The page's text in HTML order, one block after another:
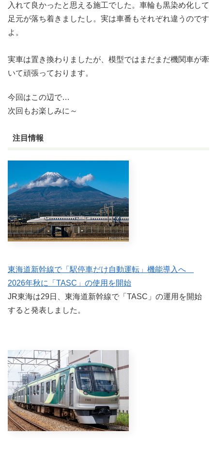
入れて良かったと思える施工でした。車輪も黒染め化して
足元が落ち着きましたし。実は車番もそれぞれ違うのです
よ。
実車は置き換わりましたが、模型ではまだまだ機関車が牽
いて頑張っております。
今回はこの辺で…
次回もお楽しみに～
注目情報
東海道新幹線で「駅停車だけ自動運転」機能導入へ
2026年秋に「TASC」の使用を開始
JR東海は29日、東海道新幹線で「TASC」の運用を開始
すると発表しました。